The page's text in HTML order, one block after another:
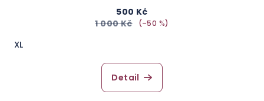
500 Kč
1 000 Kč
(–50 %)
XL
Detail